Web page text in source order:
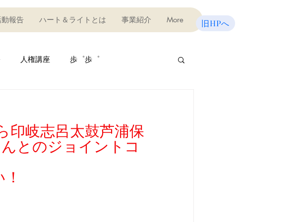
報告 ハート＆ライトとは 事業紹介 More 旧HPへ
人権講座 歩゜歩゜
学びの教室 学びの教室（テスト対策）
活
印岐志呂太鼓芦浦保
とのジョイントコ